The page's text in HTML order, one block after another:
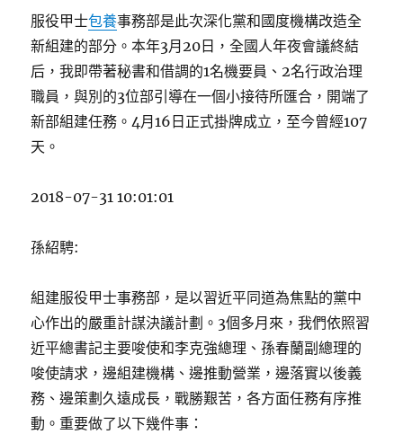
服役甲士包養事務部是此次深化黨和國度機構改造全
新組建的部分。本年3月20日，全國人年夜會議終結
后，我即帶著秘書和借調的1名機要員、2名行政治理
職員，與別的3位部引導在一個小接待所匯合，開端了
新部組建任務。4月16日正式掛牌成立，至今曾經107
天。
2018-07-31 10:01:01
孫紹騁:
組建服役甲士事務部，是以習近平同道為焦點的黨中
心作出的嚴重計謀決議計劃。3個多月來，我們依照習
近平總書記主要唆使和李克強總理、孫春蘭副總理的
唆使請求，邊組建機構、邊推動營業，邊落實以後義
務、邊策劃久遠成長，戰勝艱苦，各方面任務有序推
動。重要做了以下幾件事：